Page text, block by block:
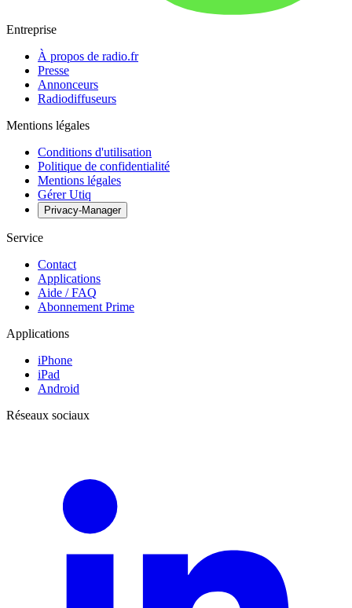
Entreprise
À propos de radio.fr
Presse
Annonceurs
Radiodiffuseurs
Mentions légales
Conditions d'utilisation
Politique de confidentialité
Mentions légales
Gérer Utiq
Privacy-Manager
Service
Contact
Applications
Aide / FAQ
Abonnement Prime
Applications
iPhone
iPad
Android
Réseaux sociaux